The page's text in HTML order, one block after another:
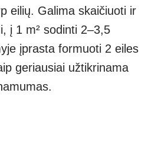
eilių. Galima skaičiuoti ir
į 1 m² sodinti 2–3,5
įprasta formuoti 2 eiles
geriausiai užtikrinama